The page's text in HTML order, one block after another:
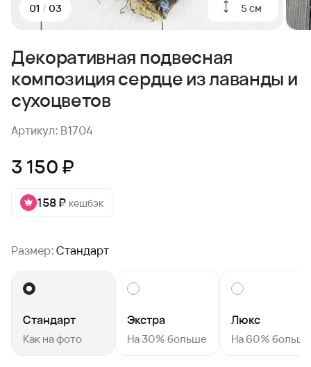
5 см
01 / 03
Декоративная подвесная
композиция сердце из лаванды и
сухоцветов
Артикул: B1704
3 150 ₽
158 ₽ кешбэк
Размер:Стандарт
Стандарт
Как на фото
Экстра
На 30% больше
Люкс
На 60% больше